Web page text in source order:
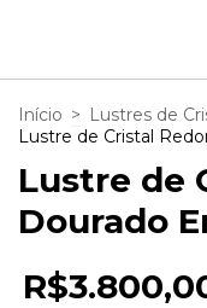
Início > Lustres de
Lustre de Cristal
Lustre de
Dourado